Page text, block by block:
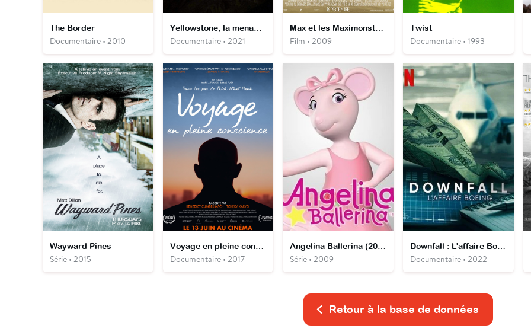
The Border
Documentaire • 2010
Yellowstone, la menace du super volcan
Documentaire • 2021
Max et les Maximonstres
Film • 2009
Twist
Documentaire • 1993
Wayward Pines
Série • 2015
Voyage en pleine conscience
Documentaire • 2017
Angelina Ballerina (2009)
Série • 2009
Downfall : L'affaire Boeing
Documentaire • 2022
Retour à la base de données